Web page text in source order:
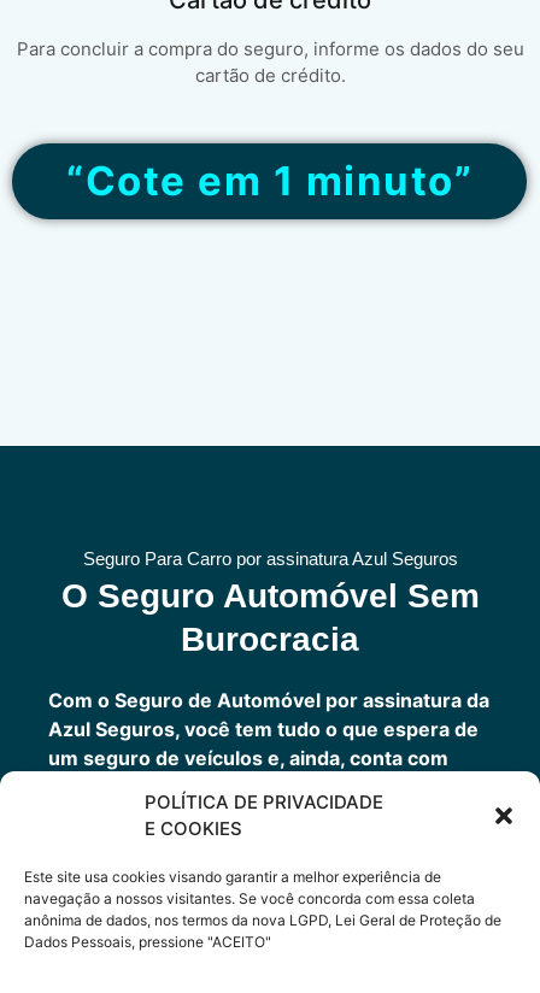
POLÍTICA DE PRIVACIDADE
E COOKIES
Este site usa cookies visando garantir a melhor experiência de
navegação a nossos visitantes. Se você concorda com essa coleta
anônima de dados, nos termos da nova LGPD, Lei Geral de Proteção de
Dados Pessoais, pressione "ACEITO"
Para concluir a compra do seguro, informe os dados do seu
cartão de crédito.
“Cote em 1 minuto”
Seguro Para Carro por assinatura Azul Seguros
O Seguro Automóvel Sem
Burocracia
Com o Seguro de Automóvel por assinatura da
Azul Seguros, você tem tudo o que espera de
um seguro de veículos e, ainda, conta com
outros benefícios disponíveis 24h.
Você tem um seguro completo com a garantia
Porto Seguro.